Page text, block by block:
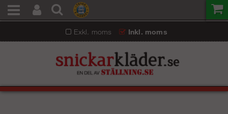
Exkl. moms Inkl. moms